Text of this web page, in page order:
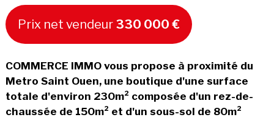
Prix net vendeur 330 000 €
COMMERCE IMMO vous propose à proximité du
Metro Saint Ouen, une boutique d'une surface
totale d'environ 230m² composée d'un rez-de-
chaussée de 150m² et d'un sous-sol de 80m²